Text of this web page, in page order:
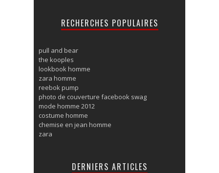
RECHERCHES POPULAIRES
pull and bear
the kooples
lookbook homme
zara homme
reebok pump
photo de couverture facebook swag
mode homme 2012
costume homme
chemise en jean homme
zara
DERNIERS ARTICLES